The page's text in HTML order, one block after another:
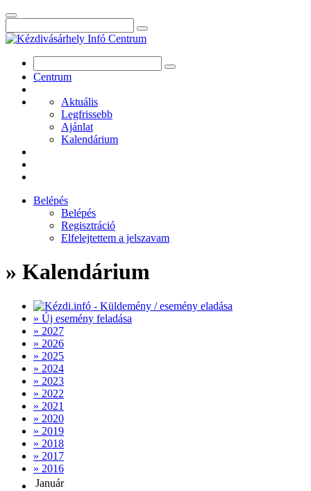
Centrum
Aktuális
Legfrissebb
Ajánlat
Kalendárium
Belépés
Belépés
Regisztráció
Elfelejtettem a jelszavam
» Kalendárium
» Új esemény feladása
» 2027
» 2026
» 2025
» 2024
» 2023
» 2022
» 2021
» 2020
» 2019
» 2018
» 2017
» 2016
Január